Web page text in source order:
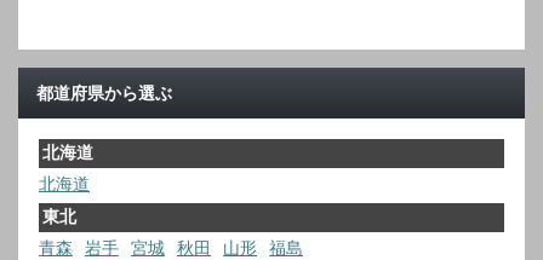
都道府県から選ぶ
北海道
北海道
東北
青森
岩手 宮城 秋田 山形
福島